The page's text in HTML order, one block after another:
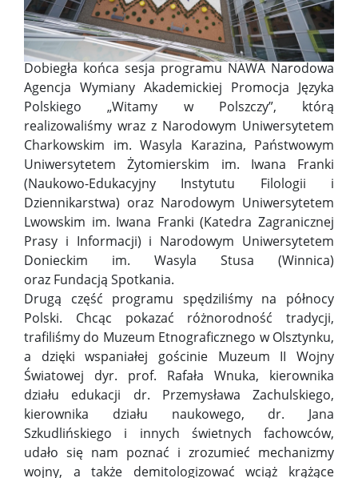
Dobiegła końca sesja programu NAWA Narodowa
Agencja Wymiany Akademickiej Promocja Języka
Polskiego „Witamy w Polszczy”, którą
realizowaliśmy wraz z Narodowym Uniwersytetem
Charkowskim im. Wasyla Karazina, Państwowym
Uniwersytetem Żytomierskim im. Iwana Franki
(Naukowo-Edukacyjny Instytutu Filologii i
Dziennikarstwa) oraz Narodowym Uniwersytetem
Lwowskim im. Iwana Franki (Katedra Zagranicznej
Prasy i Informacji) i Narodowym Uniwersytetem
Donieckim im. Wasyla Stusa (Winnica)
oraz Fundacją Spotkania.
Drugą część programu spędziliśmy na północy
Polski. Chcąc pokazać różnorodność tradycji,
trafiliśmy do Muzeum Etnograficznego w Olsztynku,
a dzięki wspaniałej gościnie Muzeum II Wojny
Światowej dyr. prof. Rafała Wnuka, kierownika
działu edukacji dr. Przemysława Zachulskiego,
kierownika działu naukowego, dr. Jana
Szkudlińskiego i innych świetnych fachowców,
udało się nam poznać i zrozumieć mechanizmy
wojny, a także demitologizować wciąż krążące